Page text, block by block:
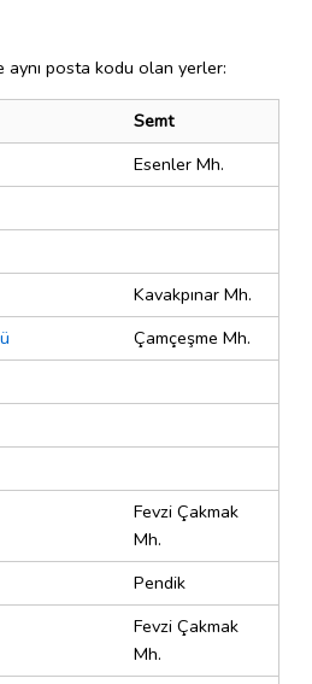
aynı posta kodu olan yerler:
Semt
Esenler Mh.
Kavakpınar Mh.
Çamçeşme Mh.
Fevzi Çakmak
Mh.
Pendik
Fevzi Çakmak
Mh.